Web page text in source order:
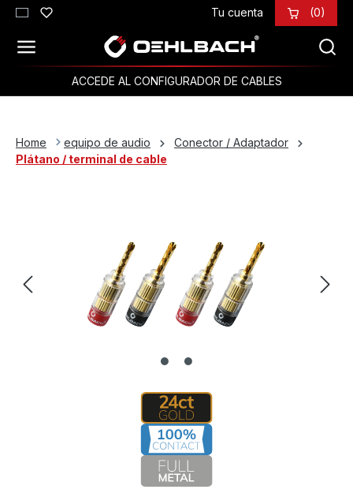
Saltar al contenido principal Tu cuenta (0)
ACCEDE AL CONFIGURADOR DE CABLES
Home equipo de audio
Conector / Adaptador
Plátano / terminal de cable